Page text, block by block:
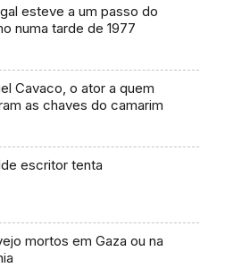
esteve a um passo do
numa tarde de 1977
Cavaco, o ator a quem
as chaves do camarim
escritor tenta
mortos em Gaza ou na